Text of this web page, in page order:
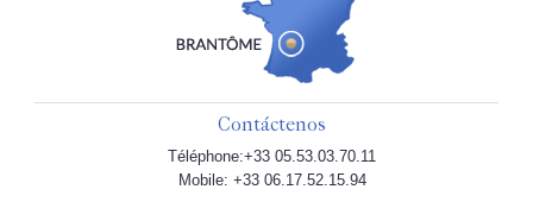
Contáctenos
Téléphone:+33 05.53.03.70.11
Mobile: +33 06.17.52.15.94